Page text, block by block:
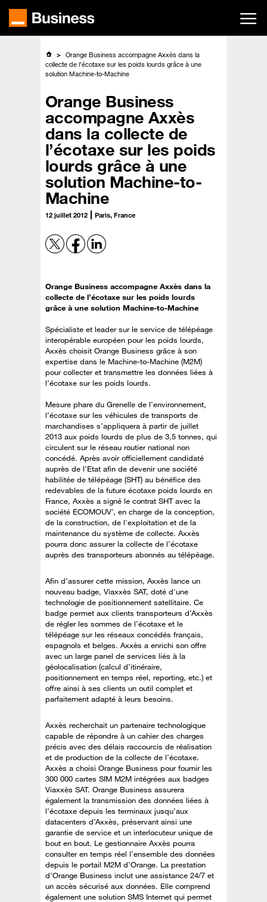
contenu
Orange Business accompagne Axxès dans la
collecte de l’écotaxe sur les poids lourds grâce à une
solution Machine-to-Machine
Orange Business
accompagne Axxès
dans la collecte de
l’écotaxe sur les poids
lourds grâce à une
solution Machine-to-
Machine
12 juillet 2012 Paris, France
Orange Business accompagne Axxès dans la
collecte de l’écotaxe sur les poids lourds
grâce à une solution Machine-to-Machine
Spécialiste et leader sur le service de télépéage
interopérable européen pour les poids lourds,
Axxès choisit Orange Business grâce à son
expertise dans le Machine-to-Machine (M2M)
pour collecter et transmettre les données liées à
l’écotaxe sur les poids lourds.
Mesure phare du Grenelle de l’environnement,
l’écotaxe sur les véhicules de transports de
marchandises s’appliquera à partir de juillet
2013 aux poids lourds de plus de 3,5 tonnes, qui
circulent sur le réseau routier national non
concédé. Après avoir officiellement candidaté
auprès de l’Etat afin de devenir une société
habilitée de télépéage (SHT) au bénéfice des
redevables de la future écotaxe poids lourds en
France, Axxès a signé le contrat SHT avec la
société ECOMOUV’, en charge de la conception,
de la construction, de l'exploitation et de la
maintenance du système de collecte. Axxès
pourra donc assurer la collecte de l’écotaxe
auprès des transporteurs abonnés au télépéage.
Afin d’assurer cette mission, Axxès lance un
nouveau badge, Viaxxès SAT, doté d'une
technologie de positionnement satellitaire. Ce
badge permet aux clients transporteurs d’Axxès
de régler les sommes de l’écotaxe et le
télépéage sur les réseaux concédés français,
espagnols et belges. Axxès a enrichi son offre
avec un large panel de services liés à la
géolocalisation (calcul d’itinéraire,
positionnement en temps réel, reporting, etc.) et
offre ainsi à ses clients un outil complet et
parfaitement adapté à leurs besoins.
Axxès recherchait un partenaire technologique
capable de répondre à un cahier des charges
précis avec des délais raccourcis de réalisation
et de production de la collecte de l’écotaxe.
Axxès a choisi Orange Business pour fournir les
300 000 cartes SIM M2M intégrées aux badges
Viaxxès SAT. Orange Business assurera
également la transmission des données liées à
l’écotaxe depuis les terminaux jusqu’aux
datacenters d’Axxès, préservant ainsi une
garantie de service et un interlocuteur unique de
bout en bout. Le gestionnaire Axxès pourra
consulter en temps réel l’ensemble des données
depuis le portail M2M d’Orange. La prestation
d’Orange Business inclut une assistance 24/7 et
un accès sécurisé aux données. Elle comprend
également une solution SMS Internet qui permet